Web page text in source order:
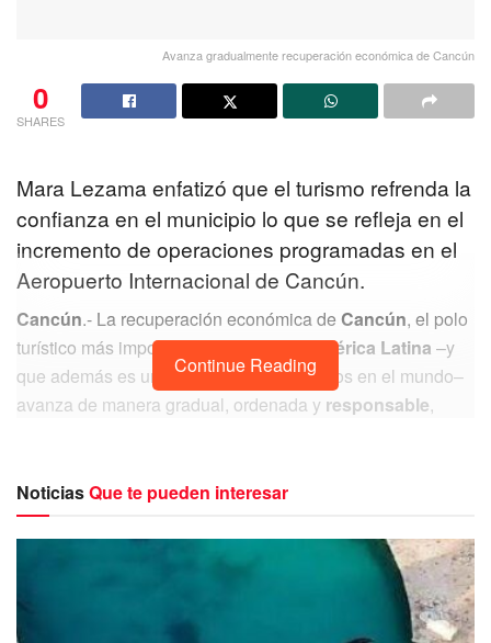
Avanza gradualmente recuperación económica de Cancún
0
SHARES
Mara Lezama enfatizó que el turismo refrenda la
confianza en el municipio lo que se refleja en el
incremento de operaciones programadas en el
Aeropuerto Internacional de Cancún.
Cancún.- La recuperación económica de Cancún, el polo
turístico más importante deMéxico y América Latina –y
que además es uno de los más destacados en el mundo–
avanza de manera gradual, ordenada y responsable,
Al respecto la Presidente Municipal,
enfatizó que el turismorefrenda la confianzaen el
municipio lo que se refleja en el incremento de
operaciones programadas en el Aeropuerto Internacional
de Cancún, ya que este miércoles 23 de septiembre se
Continue Reading
NoticiasQue te pueden interesar